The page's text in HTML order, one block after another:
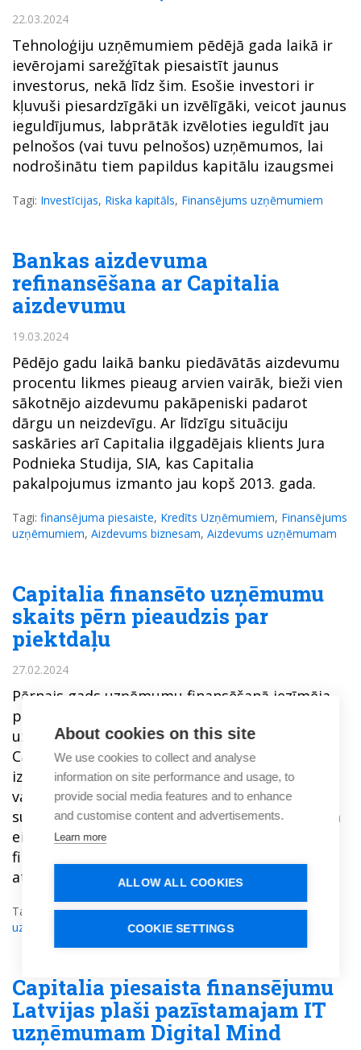
About cookies on this site
We use cookies to collect and analyse
information on site performance and usage, to
provide social media features and to enhance
and customise content and advertisements.
Learn more
ALLOW ALL COOKIES
COOKIE SETTINGS
22.03.2024
Tehnoloģiju uzņēmumiem pēdējā gada laikā ir
ievērojami sarežģītak piesaistīt jaunus
investorus, nekā līdz šim. Esošie investori ir
kļuvuši piesardzīgāki un izvēlīgāki, veicot jaunus
ieguldījumus, labprātāk izvēloties ieguldīt jau
pelnošos (vai tuvu pelnošos) uzņēmumos, lai
nodrošinātu tiem papildus kapitālu izaugsmei
Tagi: Investīcijas, Riska kapitāls, Finansējums uzņēmumiem
Bankas aizdevuma
refinansēšana ar Capitalia
aizdevumu
19.03.2024
Pēdējo gadu laikā banku piedāvātās aizdevumu
procentu likmes pieaug arvien vairāk, bieži vien
sākotnējo aizdevumu pakāpeniski padarot
dārgu un neizdevīgu. Ar līdzīgu situāciju
saskāries arī Capitalia ilggadējais klients Jura
Podnieka Studija, SIA, kas Capitalia
pakalpojumus izmanto jau kopš 2013. gada.
Tagi: finansējuma piesaiste, Kredīts Uzņēmumiem, Finansējums
uzņēmumiem, Aizdevums biznesam, Aizdevums uzņēmumam
Capitalia finansēto uzņēmumu
skaits pērn pieaudzis par
piektdaļu
27.02.2024
Pērnais gads uzņēmumu finansēšanā iezīmēja
piesardzīgu optimismu, liecina finansēšanas
uzņēmuma Capitalia dati. Attiecīgi pērn
Capitalia uzņēmumu attīstībai Baltijas valstīs
izsniegusi teju 23 miljonus eiro, kas ir par 19%
vairāk, nekā 2022.gadā. Taču vidējā darījumu
summa pērn samazinājusies līdz 87 tūkstošiem
eiro, liecinot, ka uzņēmumi izvēlas mazākas
finansējuma summas un prognozējamāku
atmaksu.
Tagi: Riska kapitāls,alternatīvais finansējums,Finansējums
uzņēmumiem
Aizdevums uzņēmumam,Obligācijas
Capitalia piesaista finansējumu
Latvijas plaši pazīstamajam IT
uzņēmumam Digital Mind